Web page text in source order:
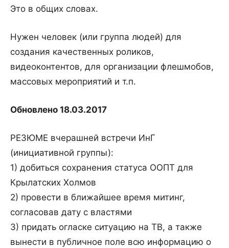
Это в общих словах.
Нужен человек (или группа людей) для
создания качественных роликов,
видеоконтентов, для организации флешмобов,
массовых мероприятий и т.п.
Обновлено 18.03.2017
РЕЗЮМЕ вчерашней встречи ИнГ
(инициативной группы):
1) добиться сохранения статуса ООПТ для
Крылатских Холмов
2) провести в ближайшее время митинг,
согласовав дату с властями
3) придать огласке ситуацию на ТВ, а также
вынести в публичное поле всю информацию о